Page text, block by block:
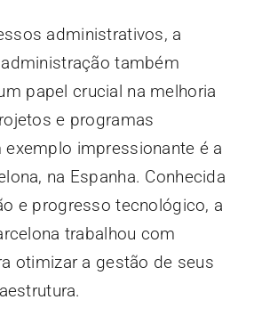
administrativos, a
também
papel crucial na melhoria
e programas
impressionante é a
na Espanha. Conhecida
e progresso tecnológico, a
trabalhou com
otimizar a gestão de seus